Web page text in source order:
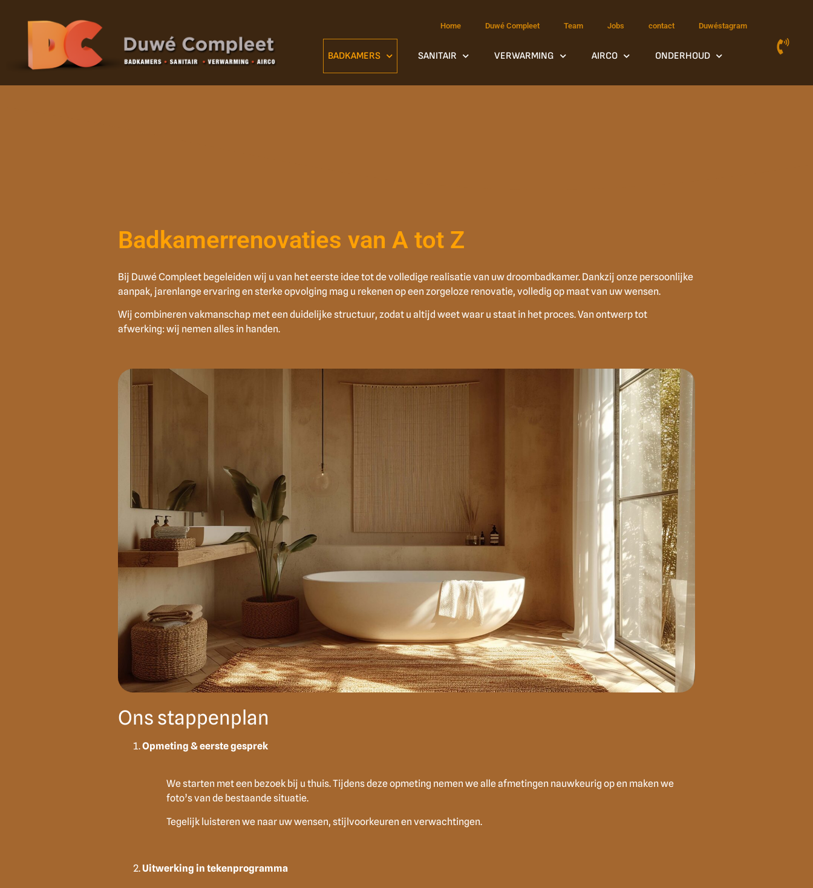
Home Duwé Compleet Team Jobs contact Duwéstagram
BADKAMERS SANITAIR VERWARMING AIRCO ONDERHOUD
Badkamerrenovaties van A tot Z
Bij Duwé Compleet begeleiden wij u van het eerste idee tot de volledige realisatie van uw droombadkamer. Dankzij onze persoonlijke
aanpak, jarenlange ervaring en sterke opvolging mag u rekenen op een zorgeloze renovatie, volledig op maat van uw wensen.
Wij combineren vakmanschap met een duidelijke structuur, zodat u altijd weet waar u staat in het proces. Van ontwerp tot
afwerking: wij nemen alles in handen.
Ons stappenplan
Opmeting & eerste gesprek
We starten met een bezoek bij u thuis. Tijdens deze opmeting nemen we alle afmetingen nauwkeurig op en maken we
foto’s van de bestaande situatie.
Tegelijk luisteren we naar uw wensen, stijlvoorkeuren en verwachtingen.
Uitwerking in tekenprogramma